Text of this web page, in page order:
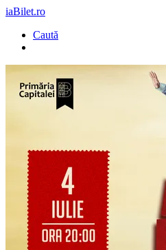
iaBilet.ro
Caută